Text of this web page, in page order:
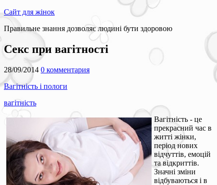
Сайт для жінок
Правильне знання дозволяє людині бути здоровою
Секс при вагітності
28/09/2014 0 комментария
Вагітність і пологи
вагітність
Вагітність - це
прекрасний час в
житті жінки,
період нових
відчуттів, емоцій
та відкриттів.
Значні зміни
відбуваються і в